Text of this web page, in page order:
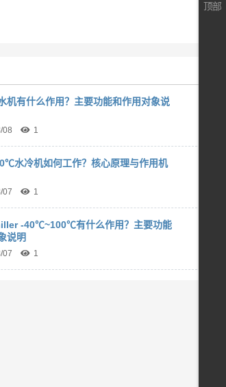
机有什么作用？主要功能和作用对象说
08 1
水冷机如何工作？核心原理与作用机
07 1
-40℃~100℃有什么作用？主要功能
说明
07 1
顶部